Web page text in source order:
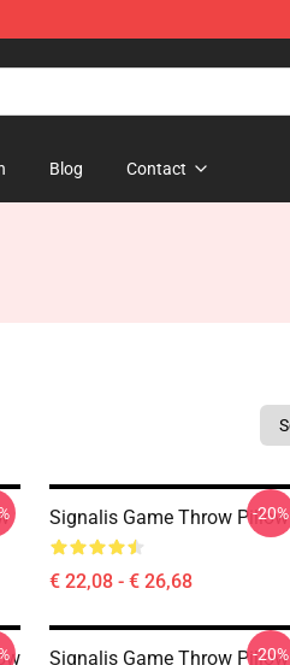
Blog Contact
Signalis Game Throw Pillow
€ 22,08 - € 26,68
-20%
Signalis Game Throw Pillow
-20%